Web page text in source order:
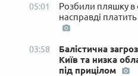
05:01
Розбили пляшку в
насправді
03:58
Балістична
Київ та низка
під прицілом